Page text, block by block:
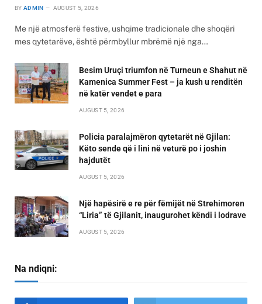
BY ADMIN AUGUST 5, 2026
Me një atmosferë festive, ushqime tradicionale dhe shoqëri
mes qytetarëve, është përmbyllur mbrëmë një nga…
Besim Uruçi triumfon në Turneun e Shahut në
Kamenica Summer Fest – ja kush u renditën
në katër vendet e para
AUGUST 5, 2026
Policia paralajmëron qytetarët në Gjilan:
Këto sende që i lini në veturë po i joshin
hajdutët
AUGUST 5, 2026
Një hapësirë e re për fëmijët në Strehimoren
“Liria” të Gjilanit, inaugurohet këndi i lodrave
AUGUST 5, 2026
Na ndiqni: